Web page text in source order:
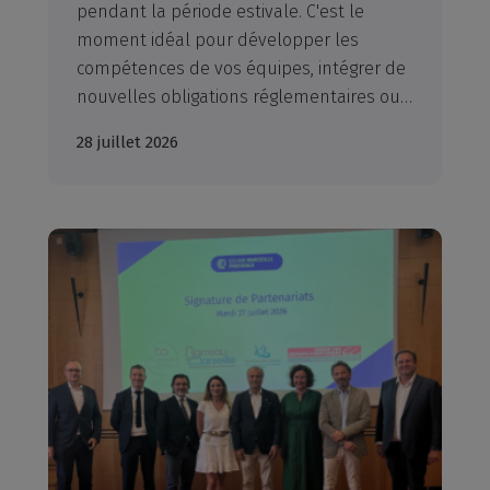
pendant la période estivale. C'est le
moment idéal pour développer les
compétences de vos équipes, intégrer de
nouvelles obligations réglementaires ou préparer les évolutions de votre entreprise. Management, tutorat, RH, développement personnel, commerce international… CCI Formation Aix-Marseille-Provence accompagne les entreprises avec des formations concrètes, opérationnelles et adaptées aux enjeux du terrain. Anticiper dès maintenant, c'est aussi s'assurer de disposer des compétences dont vous aurez besoin à la rentrée.
28 juillet 2026